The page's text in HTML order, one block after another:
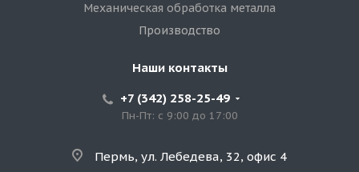
Механическая обработка металла
Производство
Наши контакты
+7 (342) 258-25-49
Пн-Пт: с 9:00 до 17:00
Пермь, ул. Лебедева, 32, офис 4